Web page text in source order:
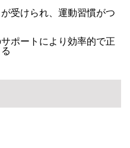
受けられ、運動習慣がつ
ポートにより効率的で正